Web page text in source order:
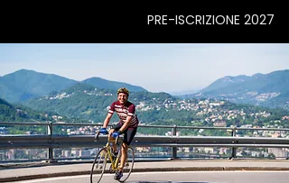
PRE-ISCRIZIONE 2027